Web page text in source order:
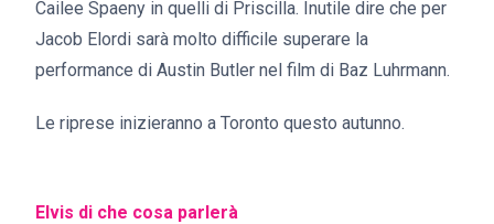
Cailee Spaeny in quelli di Priscilla. Inutile dire che per
Jacob Elordi sarà molto difficile superare la
performance di Austin Butler nel film di Baz Luhrmann.
Le riprese inizieranno a Toronto questo autunno.
Elvis di che cosa parlerà